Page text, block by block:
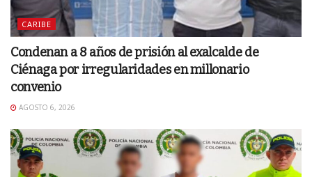
CARIBE
Condenan a 8 años de prisión al exalcalde de
Ciénaga por irregularidades en millonario
convenio
AGOSTO 6, 2026